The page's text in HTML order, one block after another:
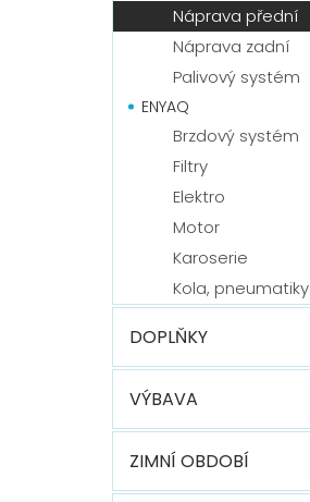
Náprava přední
Náprava zadní
Palivový systém
ENYAQ
Brzdový systém
Filtry
Elektro
Motor
Karoserie
Kola, pneumatiky
DOPLŇKY
VÝBAVA
ZIMNÍ OBDOBÍ